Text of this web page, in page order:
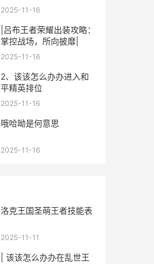
2025-11-16
|吕布王者荣耀出装攻略：
掌控战场，所向披靡|
2025-11-16
2、该该怎么办办进入和
平精英排位
2025-11-16
哦哈呦是何意思
2025-11-16
洛克王国圣萌王者技能表
2025-11-11
| 该该怎么办办在乱世王